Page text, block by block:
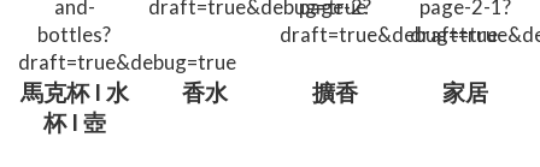
馬克杯 I 水
杯 I 壺
香水 擴香 家居